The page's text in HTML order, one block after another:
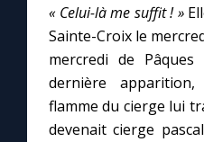
« Celui-là me suffit ! »
Sainte-Croix le
mercredi de
dernière
flamme du cierge lui
devenait cierge